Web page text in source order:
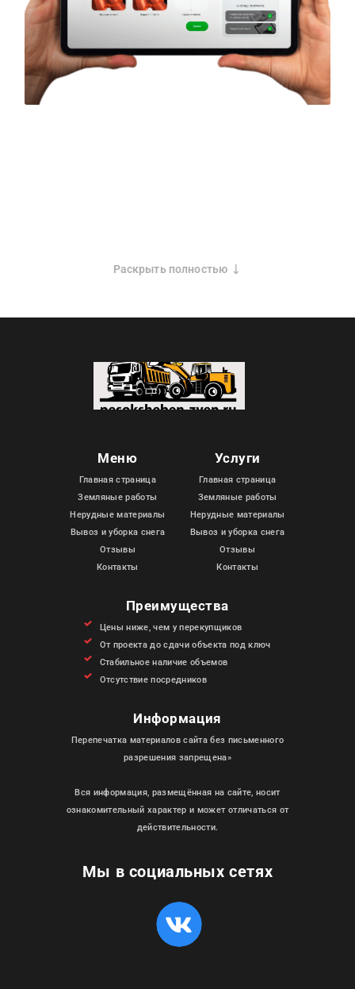
Раскрыть полностью
Мы в социальных сетях
Меню
Главная страница
Земляные работы
Нерудные материалы
Вывоз и уборка снега
Отзывы
Контакты
Услуги
Главная страница
Земляные работы
Нерудные материалы
Вывоз и уборка снега
Отзывы
Контакты
Преимущества
Цены ниже, чем у перекупщиков
От проекта до сдачи объекта под ключ
Стабильное наличие объемов
Отсутствие посредников
Информация
Перепечатка материалов сайта без письменного
разрешения запрещена»
Вся информация, размещённая на сайте, носит
ознакомительный характер и может отличаться от
действительности.